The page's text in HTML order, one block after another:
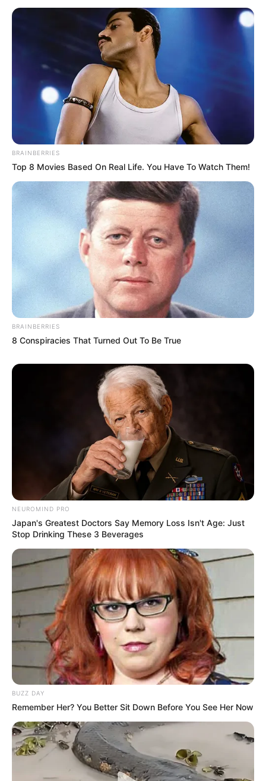
BRAINBERRIES
Top 8 Movies Based On Real Life. You Have To Watch Them!
BRAINBERRIES
8 Conspiracies That Turned Out To Be True
NEUROMIND PRO
Japan's Greatest Doctors Say Memory Loss Isn't Age: Just
Stop Drinking These 3 Beverages
BUZZ DAY
Remember Her? You Better Sit Down Before You See Her Now